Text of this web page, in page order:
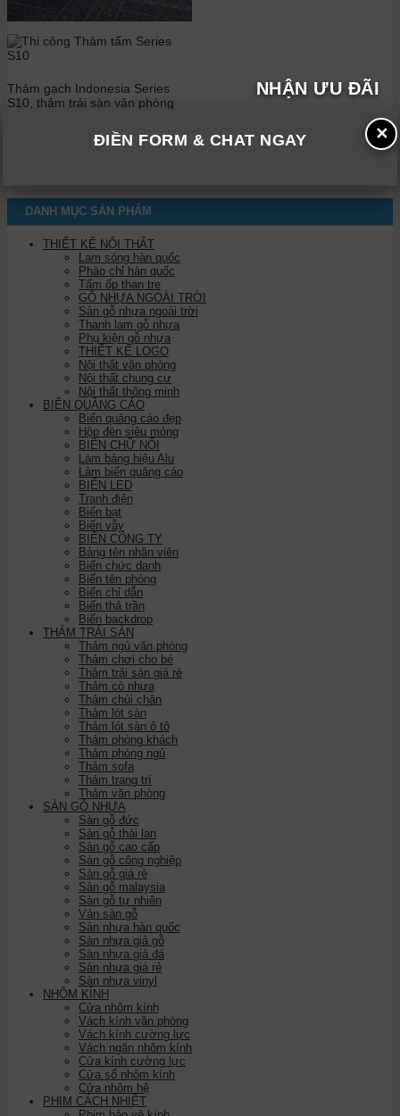
NHẬN ƯU ĐÃI
✕
ĐIỀN FORM & CHAT NGAY
Thảm gạch Indonesia Series
S10, thảm trải sàn văn phòng
DANH MỤC SẢN PHẨM
THIẾT KẾ NỘI THẤT
Lam sóng hàn quốc
Phào chỉ hàn quốc
Tấm ốp than tre
GỖ NHỰA NGOÀI TRỜI
Sàn gỗ nhựa ngoài trời
Thanh lam gỗ nhựa
Phụ kiện gỗ nhựa
THIẾT KẾ LOGO
Nội thất văn phòng
Nội thất chung cư
Nội thất thông minh
BIỂN QUẢNG CÁO
Biển quảng cáo đẹp
Hộp đèn siêu mỏng
BIỂN CHỮ NỔI
Làm bảng hiệu Alu
Làm biển quảng cáo
BIỂN LED
Tranh điện
Biển bạt
Biển vẫy
BIỂN CÔNG TY
Bảng tên nhân viên
Biển chức danh
Biển tên phòng
Biển chỉ dẫn
Biển thả trần
Biển backdrop
THẢM TRẢI SÀN
Thảm ngủ văn phòng
Thảm chơi cho bé
Thảm trải sàn giá rẻ
Thảm cỏ nhựa
Thảm chùi chân
Thảm lót sàn
Thảm lót sàn ô tô
Thảm phòng khách
Thảm phòng ngủ
Thảm sofa
Thảm trang trí
Thảm văn phòng
SÀN GỖ NHỰA
Sàn gỗ đức
Sàn gỗ thái lan
Sàn gỗ cao cấp
Sàn gỗ công nghiệp
Sàn gỗ giá rẻ
Sàn gỗ malaysia
Sàn gỗ tự nhiên
Ván sàn gỗ
Sàn nhựa hàn quốc
Sàn nhựa giả gỗ
Sàn nhựa giả đá
Sàn nhựa giá rẻ
Sàn nhựa vinyl
NHÔM KÍNH
Cửa nhôm kính
Vách kính văn phòng
Vách kính cường lực
Vách ngăn nhôm kính
Cửa kính cường lực
Cửa sổ nhôm kính
Cửa nhôm hệ
PHIM CÁCH NHIỆT